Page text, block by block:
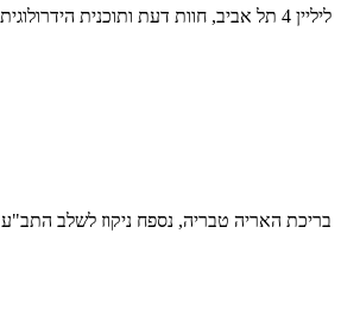
ליליין 4 תל אביב, חוות דעת ותוכנית הידרולוגית לניהול מי נגר
בריכת האריה טבריה, נספח ניקוז לשלב התב"ע